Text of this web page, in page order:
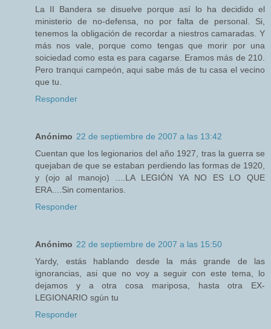
La II Bandera se disuelve porque así lo ha decidido el
ministerio de no-defensa, no por falta de personal. Si,
tenemos la obligación de recordar a niestros camaradas. Y
más nos vale, porque como tengas que morir por una
soiciedad como esta es para cagarse. Eramos más de 210.
Pero tranqui campeón, aqui sabe más de tu casa el vecino
que tu.
Responder
Anónimo 22 de septiembre de 2007 a las 13:42
Cuentan que los legionarios del año 1927, tras la guerra se
quejaban de que se estaban perdiendo las formas de 1920,
y (ojo al manojo) ....LA LEGIÓN YA NO ES LO QUE
ERA....Sin comentarios.
Responder
Anónimo 22 de septiembre de 2007 a las 15:50
Yardy, estás hablando desde la más grande de las
ignorancias, asi que no voy a seguir con este tema, lo
dejamos y a otra cosa mariposa, hasta otra EX-
LEGIONARIO sgún tu
Responder